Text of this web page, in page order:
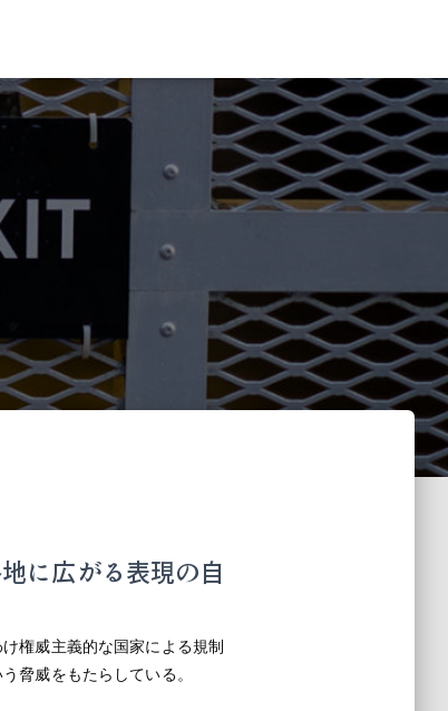
に広がる表現の自
権威主義的な国家による規制
脅威をもたらしている。